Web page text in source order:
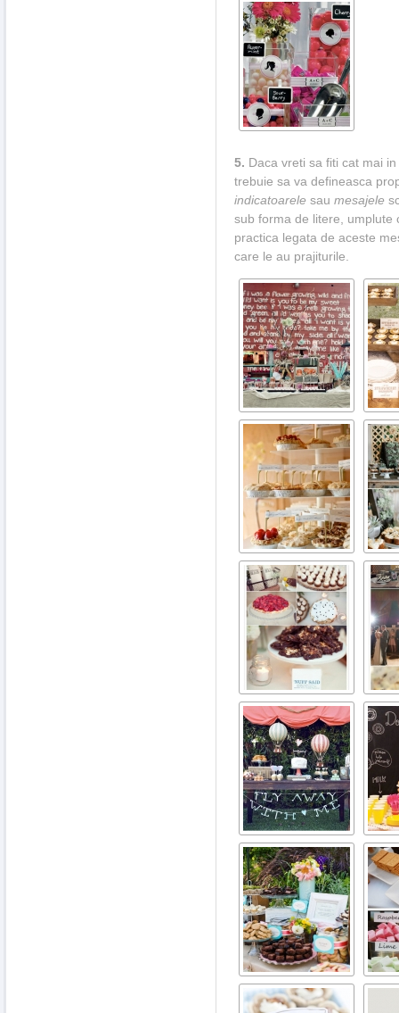
5. Daca vreti sa fiti cat mai
trebuie sa va defineasca
indicatoarele sau mesajele
sub forma de litere, umplute
practica legata de aceste
care le au prajiturile.